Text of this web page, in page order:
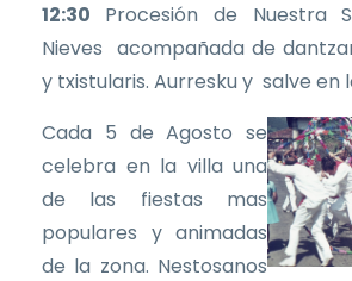
12:30 Procesión de Nuestra
Nieves acompañada de
y txistularis. Aurresku y salve en
Cada 5 de Agosto se
celebra en la villa una
de las fiestas mas
populares y animadas
de la zona. Nestosanos